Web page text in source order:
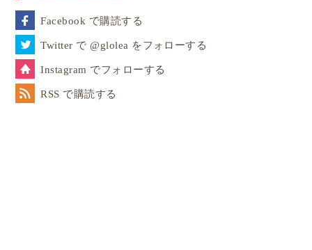
Facebook で購読する
Twitter で @glolea をフォローする
Instagram でフォローする
RSS で購読する